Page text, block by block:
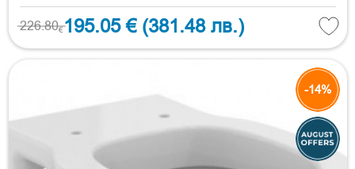
226.80€195.05 € (381.48 лв.)
-14%